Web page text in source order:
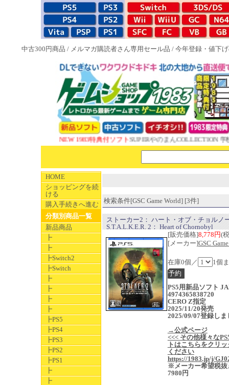
中古300円商品 / メルマガ購読者さん専用セール品 / 今年登録・値下
NEW 1983特典付ソフトSUPERやのまんCOLLECTION 学校で
HOME
ショッピングを続
ける
購入手続きへ進む
分類別商品一覧
新品商品
┣
┣
┣Switch2
┣Switch
┣
┣
┣
┣
┣PS5
┣PS4
┣PS3
┣PS2
┣PS1
┣
┣
検索条件[GSC Game World] [3件]
ストーカー2： ハート・オブ・チョルノ
S.T.A.L.K.E.R. 2： Heart of Chornobyl
[販売価格]8,778円(
[メーカー]GSC
在庫0個／ 1個
PS5用新品ソフト
4974365838720
CERO Z指定
2025/11/20発売
2025/09/07登録しま
→公式ページ
<<< その他様々な
トはこちらをクリ
ください
https://1983.jp/j/
※メーカー希望税抜
7980円